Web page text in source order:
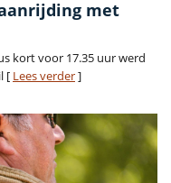
met
kort voor 17.35 uur werd
[ Lees verder]